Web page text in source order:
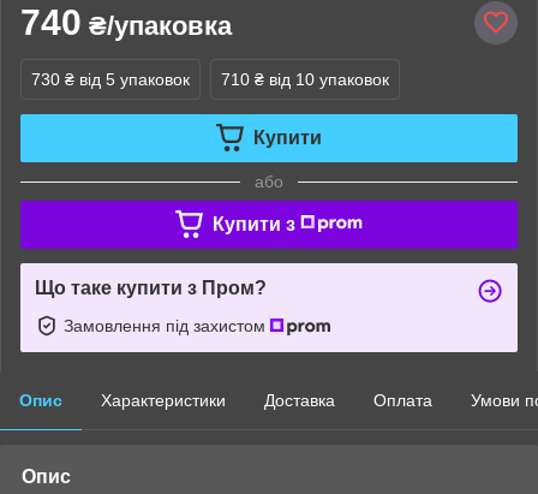
740 ₴/упаковка
730 ₴ від 5 упаковок 710 ₴ від 10 упаковок
Купити
або
Купити з
Що таке купити з Пром?
Замовлення під захистом
Опис Характеристики Доставка Оплата Умови
Опис